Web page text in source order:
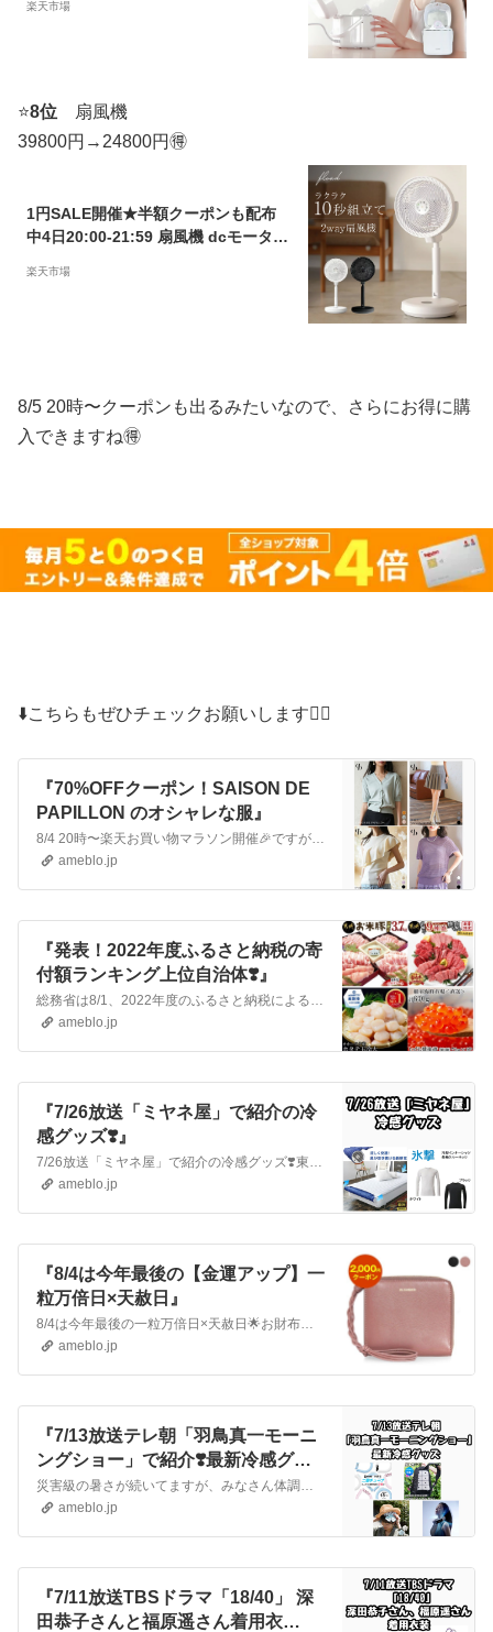
DELIS マデリス】フェイシャルスチ
楽天市場
⭐️8位 扇風機
39800円→24800円🉐
1円SALE開催★半額クーポンも配布
中4日20:00-21:59 扇風機 dcモーター
dc リビング扇風機 サーキュレーター
楽天市場
8/5 20時〜クーポンも出るみたいなので、さらにお得に購
入できますね🉐
⬇️こちらもぜひチェックお願いします🙇‍♀️
『70%OFFクーポン！SAISON DE
PAPILLON のオシャレな服』
8/4 20時〜楽天お買い物マラソン開催🎉ですが！！もうSAISON DE PAPILLONで70%OFFクーポンが発行されました🉐気に入った商品は売り切れ…
ameblo.jp
『発表！2022年度ふるさと納税の寄
付額ランキング上位自治体❣️』
総務省は8/1、2022年度のふるさと納税による寄付額が9654億円と、前年度比16%増えたと発表❣️寄付件数は17%増の5184万件で過去最高✨寄付額ラン…
ameblo.jp
『7/26放送「ミヤネ屋」で紹介の冷
感グッズ❣️』
7/26放送「ミヤネ屋」で紹介の冷感グッズ❣️東京・江東区 東京ビッグサイトで行われいている「猛暑対策展」からの中継で紹介された冷感グッズです！！⭐️空調ベッ…
ameblo.jp
『8/4は今年最後の【金運アップ】一
粒万倍日×天赦日』
8/4は今年最後の一粒万倍日×天赦日🌟お財布を新調して金運アップしましょ⤴️2023年秋冬新作のお財布を集めてみました❣️今なら先着777円OFFクーポンや…
ameblo.jp
『7/13放送テレ朝「羽鳥真一モーニ
ングショー」で紹介❣️最新冷感グッ
ズ』
災害級の暑さが続いてますが、みなさん体調は大丈夫ですか？猛暑日の熱中症対策にもなるひんやりグッズがテレビで紹介されていました🧊7/13放送テレ朝「羽鳥真一モー…
ameblo.jp
『7/11放送TBSドラマ「18/40」 深
田恭子さんと福原遥さん着用衣